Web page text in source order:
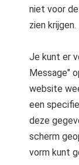
niet voor
zien krijgen.
Je kunt er
Message"
website
een
deze
scherm
vorm kunt